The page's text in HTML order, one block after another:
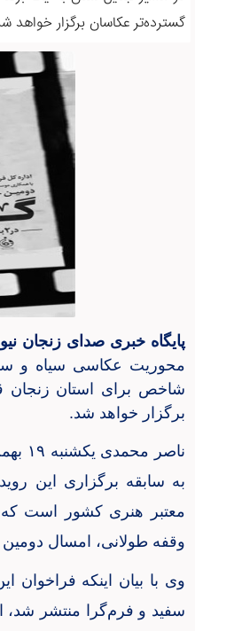
گسترده‌تر عکاسان برگزار خواهد
پایگاه خبری صدای زنجان
محوریت عکاسی سیاه‌ و
شاخص برای استان زنجان
برگزار خواهد شد.
ناصر محمدی یکشنبه ۱۹
به سابقه برگزاری این
معتبر هنری کشور است
وقفه طولانی، امسال دومین
وی با بیان اینکه
سفید و فرم‌گرا منتشر شد،